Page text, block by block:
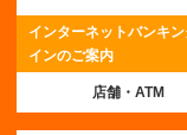
インターネットバンキ
インのご案内
店舗・ATM